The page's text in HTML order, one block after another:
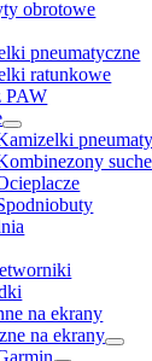
obrotowe
pneumatyczne
ratunkowe
PAW
suche
na ekrany
na ekrany